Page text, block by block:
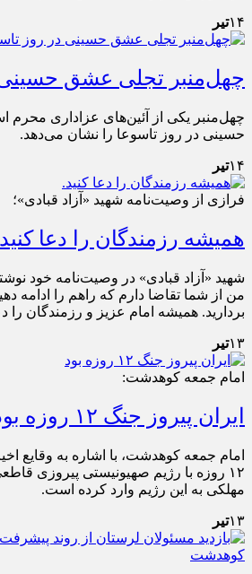
۱۴تیر
چهل‌منبر تجلی عشق حسینی
چهل‌منبر یکی از آئین‌های عزاداری
حسینی در روز تاسوعا را نشان می‌دهد.
۱۴تیر
فرازی از وصیت‌نامه شهید «آزاد قبادی»؛
هميشه رزمندگان را دعا
شهید «آزاد قبادی» در وصیت‌نامه خود
من از شما تقاضا دارم كه راهم را ادامه
برداريد. هميشه امام عزيز و رزمندگان را
۱۳تیر
امام جمعه کوهدشت:
ایران پیروز جنگ ۱۲ روزه بود
امام جمعه کوهدشت، با اشاره به وقایع
۱۲ روزه با رژیم صهیونیستی پیروزی
مهلکی به این رژیم وارد کرده است.
۱۳تیر